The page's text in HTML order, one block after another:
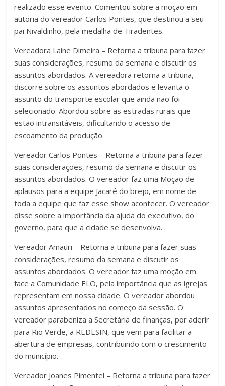
realizado esse evento. Comentou sobre a moção em
autoria do vereador Carlos Pontes, que destinou a seu
pai Nivaldinho, pela medalha de Tiradentes.
Vereadora Laine Dimeira – Retorna a tribuna para fazer
suas considerações, resumo da semana e discutir os
assuntos abordados. A vereadora retorna a tribuna,
discorre sobre os assuntos abordados e levanta o
assunto do transporte escolar que ainda não foi
selecionado. Abordou sobre as estradas rurais que
estão intransitáveis, dificultando o acesso de
escoamento da produção.
Vereador Carlos Pontes – Retorna a tribuna para fazer
suas considerações, resumo da semana e discutir os
assuntos abordados. O vereador faz uma Moção de
aplausos para a equipe Jacaré do brejo, em nome de
toda a equipe que faz esse show acontecer. O vereador
disse sobre a importância da ajuda do executivo, do
governo, para que a cidade se desenvolva.
Vereador Amauri – Retorna a tribuna para fazer suas
considerações, resumo da semana e discutir os
assuntos abordados. O vereador faz uma moção em
face a Comunidade ELO, pela importância que as igrejas
representam em nossa cidade. O vereador abordou
assuntos apresentados no começo da sessão. O
vereador parabeniza a Secretária de finanças, por aderir
para Rio Verde, a REDESIN, que vem para facilitar a
abertura de empresas, contribuindo com o crescimento
do município.
Vereador Joanes Pimentel – Retorna a tribuna para fazer